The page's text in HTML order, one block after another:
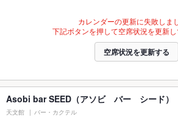
カレンダーの更新に失敗しま
下記ボタンを押して空席状況を更新し
空席状況を更新する
Asobi bar SEED（アソビ バー シード）
天文館 バー・カクテル